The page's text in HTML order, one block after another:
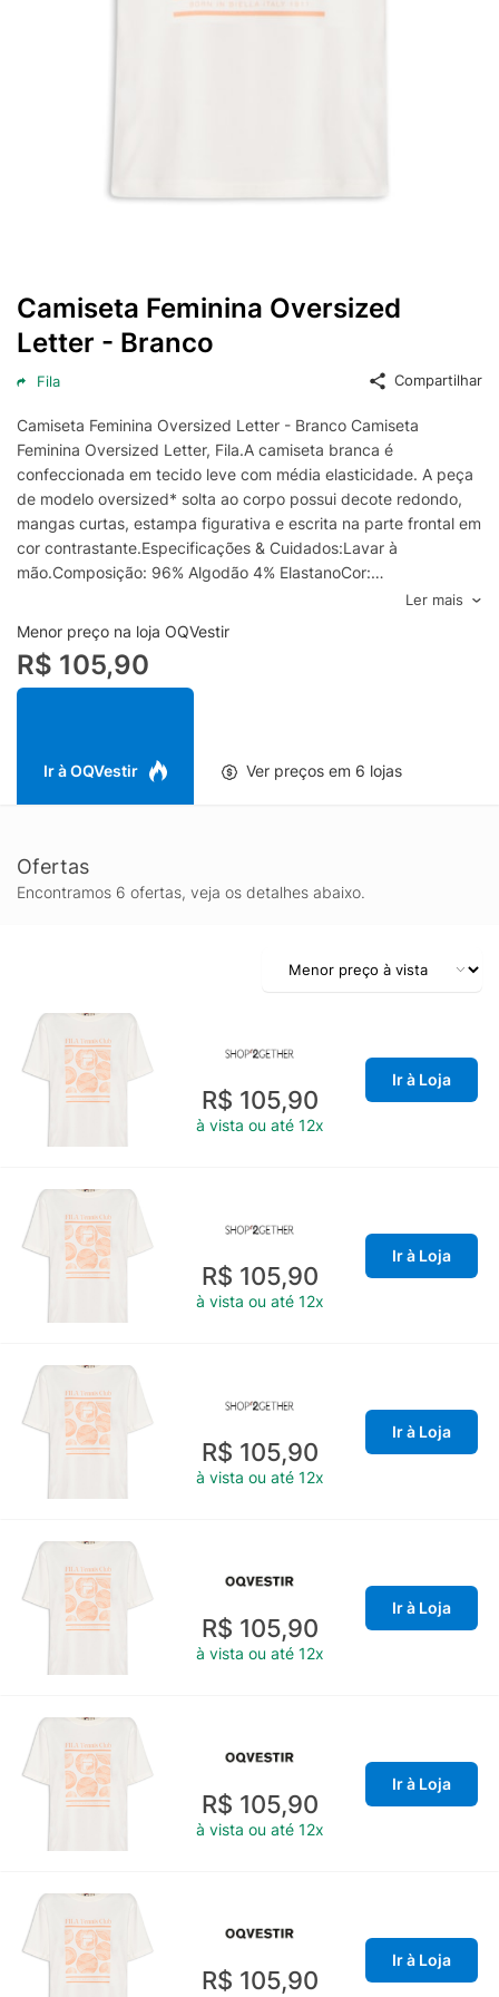
Camiseta Feminina Oversized
Letter - Branco
Fila Compartilhar
Camiseta Feminina Oversized Letter - Branco Camiseta
Feminina Oversized Letter, Fila.A camiseta branca é
confeccionada em tecido leve com média elasticidade. A peça
de modelo oversized* solta ao corpo possui decote redondo,
mangas curtas, estampa figurativa e escrita na parte frontal em
cor contrastante.Especificações & Cuidados:Lavar à
mão.Composição: 96% Algodão 4% ElastanoCor:
BrancoMarca: Fila *Oversized: modelagem/shape largo.Ler mais
Menor preço na loja OQVestir
R$ 105,90
Ir à OQVestir Ver preços em 6 lojas
Ofertas
Encontramos 6 ofertas, veja os detalhes abaixo.
R$ 105,90
à vista ou até 12x
Ir à Loja
R$ 105,90
à vista ou até 12x
Ir à Loja
R$ 105,90
à vista ou até 12x
Ir à Loja
R$ 105,90
à vista ou até 12x
Ir à Loja
R$ 105,90
à vista ou até 12x
Ir à Loja
R$ 105,90
Ir à Loja